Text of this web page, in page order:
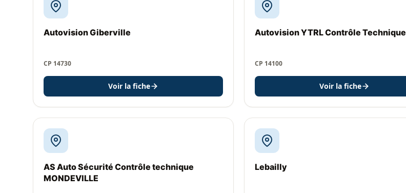
Autovision Giberville
CP 14730
Voir la fiche
Autovision YTRL Contrôle Technique
CP 14100
Voir la fiche
AS Auto Sécurité Contrôle technique
MONDEVILLE
Lebailly